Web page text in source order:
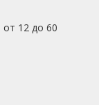
12 до 60